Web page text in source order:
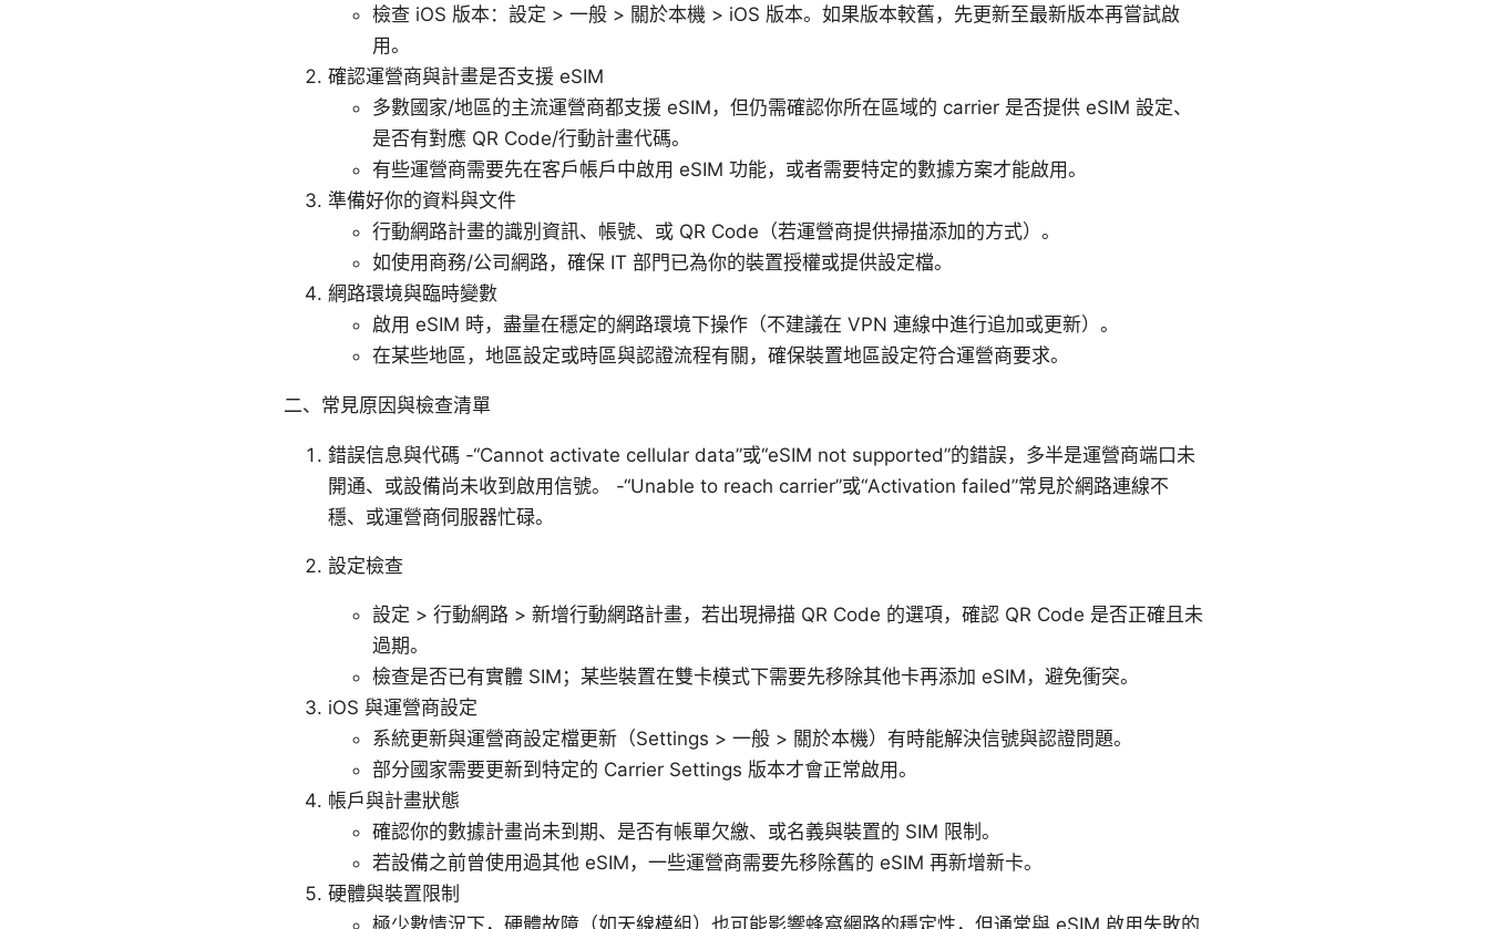
檢查 iOS 版本：設定 > 一般 > 關於本機 > iOS 版本。如果版本較舊，先更新至最新版本再嘗試啟
用。
確認運營商與計畫是否支援 eSIM
多數國家/地區的主流運營商都支援 eSIM，但仍需確認你所在區域的 carrier 是否提供 eSIM 設定、
是否有對應 QR Code/行動計畫代碼。
有些運營商需要先在客戶帳戶中啟用 eSIM 功能，或者需要特定的數據方案才能啟用。
準備好你的資料與文件
行動網路計畫的識別資訊、帳號、或 QR Code（若運營商提供掃描添加的方式）。
如使用商務/公司網路，確保 IT 部門已為你的裝置授權或提供設定檔。
網路環境與臨時變數
啟用 eSIM 時，盡量在穩定的網路環境下操作（不建議在 VPN 連線中進行追加或更新）。
在某些地區，地區設定或時區與認證流程有關，確保裝置地區設定符合運營商要求。
二、常見原因與檢查清單
錯誤信息與代碼 -“Cannot activate cellular data”或“eSIM not supported”的錯誤，多半是運營商端口未
開通、或設備尚未收到啟用信號。 -“Unable to reach carrier”或“Activation failed”常見於網路連線不
穩、或運營商伺服器忙碌。
設定檢查
設定 > 行動網路 > 新增行動網路計畫，若出現掃描 QR Code 的選項，確認 QR Code 是否正確且未
過期。
檢查是否已有實體 SIM；某些裝置在雙卡模式下需要先移除其他卡再添加 eSIM，避免衝突。
iOS 與運營商設定
系統更新與運營商設定檔更新（Settings > 一般 > 關於本機）有時能解決信號與認證問題。
部分國家需要更新到特定的 Carrier Settings 版本才會正常啟用。
帳戶與計畫狀態
確認你的數據計畫尚未到期、是否有帳單欠繳、或名義與裝置的 SIM 限制。
若設備之前曾使用過其他 eSIM，一些運營商需要先移除舊的 eSIM 再新增新卡。
硬體與裝置限制